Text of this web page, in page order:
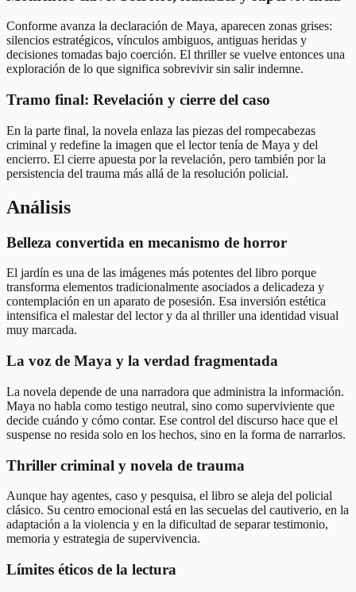
Conforme avanza la declaración de Maya, aparecen zonas grises:
silencios estratégicos, vínculos ambiguos, antiguas heridas y
decisiones tomadas bajo coerción. El thriller se vuelve entonces una
exploración de lo que significa sobrevivir sin salir indemne.
Tramo final: Revelación y cierre del caso
En la parte final, la novela enlaza las piezas del rompecabezas
criminal y redefine la imagen que el lector tenía de Maya y del
encierro. El cierre apuesta por la revelación, pero también por la
persistencia del trauma más allá de la resolución policial.
Análisis
Belleza convertida en mecanismo de horror
El jardín es una de las imágenes más potentes del libro porque
transforma elementos tradicionalmente asociados a delicadeza y
contemplación en un aparato de posesión. Esa inversión estética
intensifica el malestar del lector y da al thriller una identidad visual
muy marcada.
La voz de Maya y la verdad fragmentada
La novela depende de una narradora que administra la información.
Maya no habla como testigo neutral, sino como superviviente que
decide cuándo y cómo contar. Ese control del discurso hace que el
suspense no resida solo en los hechos, sino en la forma de narrarlos.
Thriller criminal y novela de trauma
Aunque hay agentes, caso y pesquisa, el libro se aleja del policial
clásico. Su centro emocional está en las secuelas del cautiverio, en la
adaptación a la violencia y en la dificultad de separar testimonio,
memoria y estrategia de supervivencia.
Límites éticos de la lectura